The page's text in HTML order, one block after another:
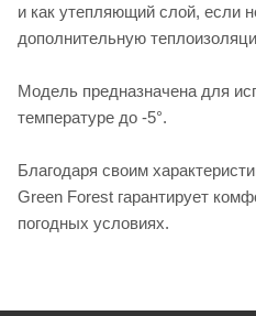
и как утепляющий слой, если
дополнительную
Модель предназначена для
температуре до -5°.
Благодаря своим
Green Forest гарантирует
погодных условиях.